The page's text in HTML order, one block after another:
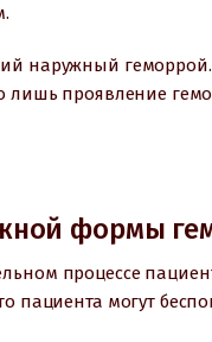
наружный
лишь проявление
формы
процессе
пациента могут